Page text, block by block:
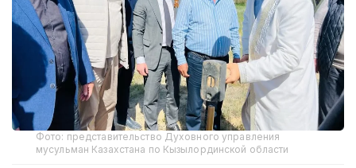
Фото: представительство Духовного управления
мусульман Казахстана по Кызылординской области